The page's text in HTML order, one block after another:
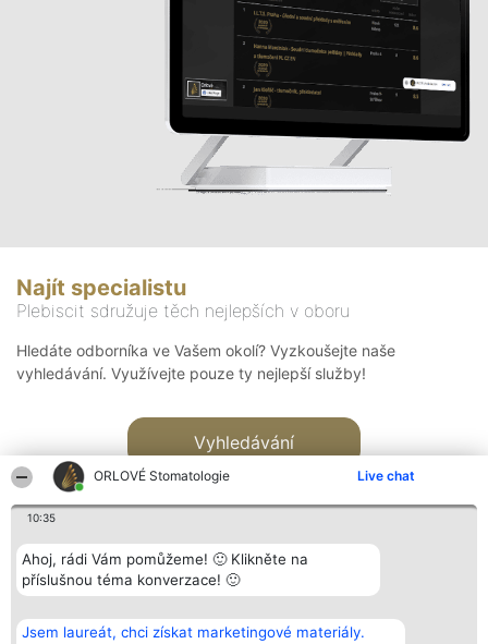
ORLOVÉ Stomatologie Live chat
10:35
Ahoj, rádi Vám pomůžeme! 🙂 Klikněte na
příslušnou téma konverzace! 🙂
Jsem laureát, chci získat marketingové materiály.
Najít specialistu
Plebiscit sdružuje těch nejlepších v oboru
Hledáte odborníka ve Vašem okolí? Vyzkoušejte naše
vyhledávání. Využívejte pouze ty nejlepší služby!
Vyhledávání
Bright Side Solutions sp. z o.
o. sp. k.
Vítězové
Seznam všech
Kontakt